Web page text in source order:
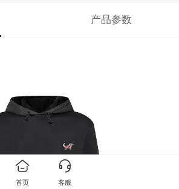
产品参数
首页 客服